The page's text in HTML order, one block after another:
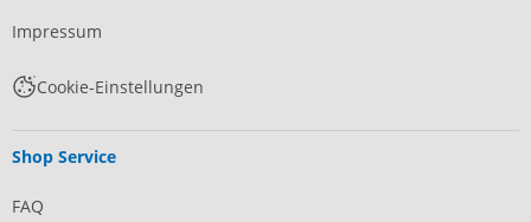
Impressum
Cookie-Einstellungen
Shop Service
FAQ